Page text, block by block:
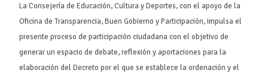
La Consejería de Educación, Cultura y Deportes, con el apoyo de la
Oficina de Transparencia, Buen Gobierno y Participación, impulsa el
presente proceso de participación ciudadana con el objetivo de
generar un espacio de debate, reflexión y aportaciones para la
elaboración del Decreto por el que se establece la ordenación y el